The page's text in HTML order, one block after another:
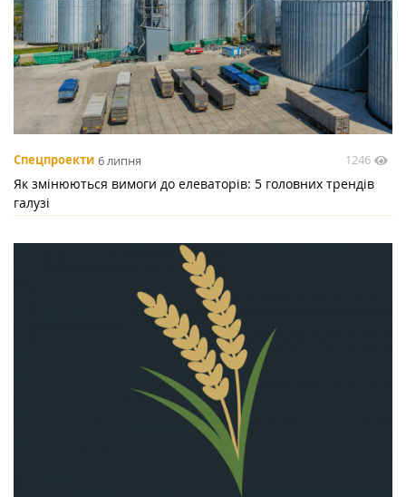
Спецпроекти 6 липня 1246
Як змінюються вимоги до елеваторів: 5 головних трендів
галузі